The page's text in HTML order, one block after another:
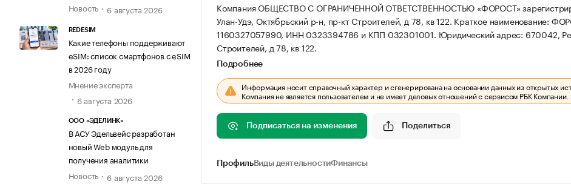
Новость
6 августа 2026
REDESIM
Какие телефоны поддерживают
eSIM: список смартфонов с eSIM
в 2026 году
Мнение эксперта
6 августа 2026
ООО «ЭДЕЛИНК»
В АСУ Эдельвейс разработан
новый Web модуль для
получения аналитики
Новость
6 августа 2026
Компания ОБЩЕСТВО С ОГРАНИЧЕННОЙ ОТВЕТСТВЕННОСТЬЮ «ФОРОСТ»
Улан-Удэ, Октябрьский р-н, пр-кт Строителей, д 78, кв 122. Краткое наименование:
1160327057990, ИНН 0323394786 и КПП 032301001. Юридический адрес: 670042,
Строителей, д 78, кв 122.
Подробнее
Информация носит справочный характер и сгенерирована на основании данных из открытых
Компания не является пользователем и не имеет деловых отношений с сервисом РБК Компании.
Подписаться на изменения Поделиться
ПрофильВиды деятельностиФинансы